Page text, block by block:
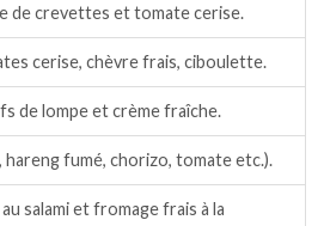
de crevettes et tomate cerise.
cerise, chèvre frais, ciboulette.
de lompe et crème fraîche.
hareng fumé, chorizo, tomate etc.).
salami et fromage frais à la